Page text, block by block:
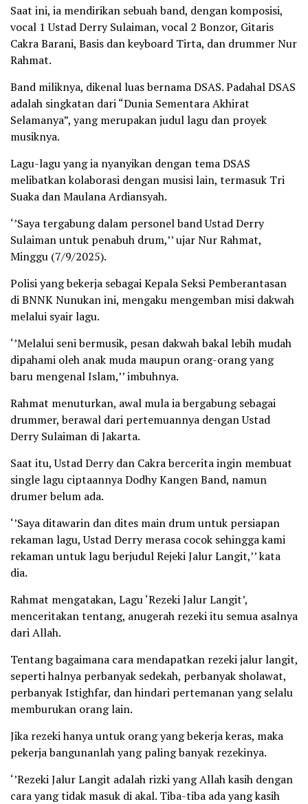
Saat ini, ia mendirikan sebuah band, dengan komposisi,
vocal 1 Ustad Derry Sulaiman, vocal 2 Bonzor, Gitaris
Cakra Barani, Basis dan keyboard Tirta, dan drummer Nur
Rahmat.
Band miliknya, dikenal luas bernama DSAS. Padahal DSAS
adalah singkatan dari “Dunia Sementara Akhirat
Selamanya”, yang merupakan judul lagu dan proyek
musiknya.
Lagu-lagu yang ia nyanyikan dengan tema DSAS
melibatkan kolaborasi dengan musisi lain, termasuk Tri
Suaka dan Maulana Ardiansyah.
‘’Saya tergabung dalam personel band Ustad Derry
Sulaiman untuk penabuh drum,’’ ujar Nur Rahmat,
Minggu (7/9/2025).
Polisi yang bekerja sebagai Kepala Seksi Pemberantasan
di BNNK Nunukan ini, mengaku mengemban misi dakwah
melalui syair lagu.
‘’Melalui seni bermusik, pesan dakwah bakal lebih mudah
dipahami oleh anak muda maupun orang-orang yang
baru mengenal Islam,’’ imbuhnya.
Rahmat menuturkan, awal mula ia bergabung sebagai
drummer, berawal dari pertemuannya dengan Ustad
Derry Sulaiman di Jakarta.
Saat itu, Ustad Derry dan Cakra bercerita ingin membuat
single lagu ciptaannya Dodhy Kangen Band, namun
drumer belum ada.
‘’Saya ditawarin dan dites main drum untuk persiapan
rekaman lagu, Ustad Derry merasa cocok sehingga kami
rekaman untuk lagu berjudul Rejeki Jalur Langit,’’ kata
dia.
Rahmat mengatakan, Lagu ‘Rezeki Jalur Langit’,
menceritakan tentang, anugerah rezeki itu semua asalnya
dari Allah.
Tentang bagaimana cara mendapatkan rezeki jalur langit,
seperti halnya perbanyak sedekah, perbanyak sholawat,
perbanyak Istighfar, dan hindari pertemanan yang selalu
memburukan orang lain.
Jika rezeki hanya untuk orang yang bekerja keras, maka
pekerja bangunanlah yang paling banyak rezekinya.
‘’Rezeki Jalur Langit adalah rizki yang Allah kasih dengan
cara yang tidak masuk di akal. Tiba-tiba ada yang kasih